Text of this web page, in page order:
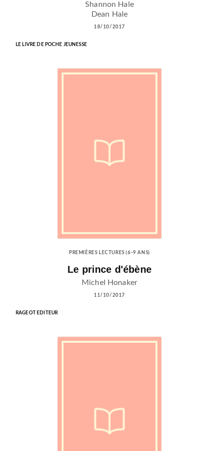
Shannon Hale
Dean Hale
18/10/2017
LE LIVRE DE POCHE JEUNESSE
PREMIÈRES LECTURES (6-9 ANS)
Le prince d'ébène
Michel Honaker
11/10/2017
RAGEOT EDITEUR